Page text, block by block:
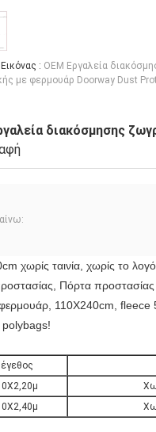
: OEM Εργαλεία
με φερμουάρ Doorway Dust
διακόσμησης
χωρίς ταινία, χωρίς το
Πόρτα προστασίας
110X240cm, fleece
polybags!